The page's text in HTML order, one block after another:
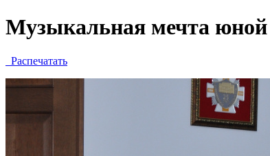
Музыкальная мечта юной
Распечатать